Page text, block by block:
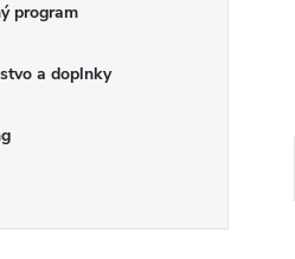
program
a doplnky